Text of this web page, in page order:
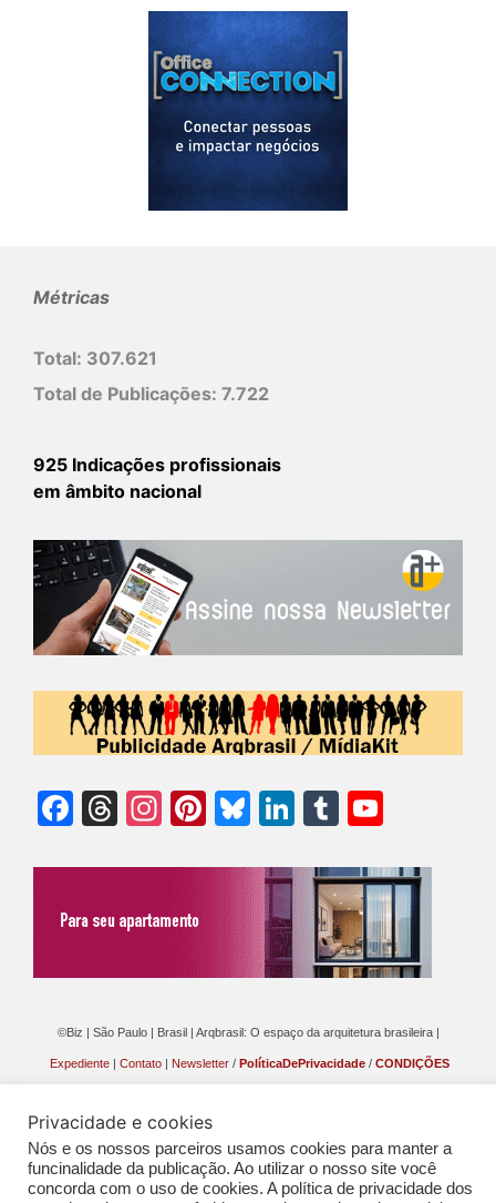
Métricas
Total: 307.621
Total de Publicações: 7.722
925 Indicações profissionais
em âmbito nacional
Facebook
Threads
Instagram
Pinterest
Bluesky
LinkedIn
Tumblr
©Biz | São Paulo | Brasil | Arqbrasil: O espaço da arquitetura brasileira |
Expediente | Contato | Newsletter / PolíticaDePrivacidade / CONDIÇÕES
Privacidade e cookies
Nós e os nossos parceiros usamos cookies para manter a
funcinalidade da publicação. Ao utilizar o nosso site você
concorda com o uso de cookies. A política de privacidade dos